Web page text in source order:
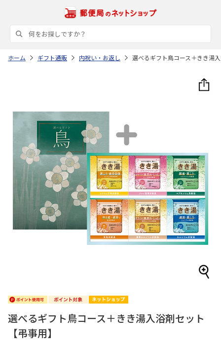
ホーム ギフト通販 内祝い・お返し 選べるギフト鳥コース＋きき湯
選べるギフト鳥コース＋きき湯入浴剤セット
【弔事用】